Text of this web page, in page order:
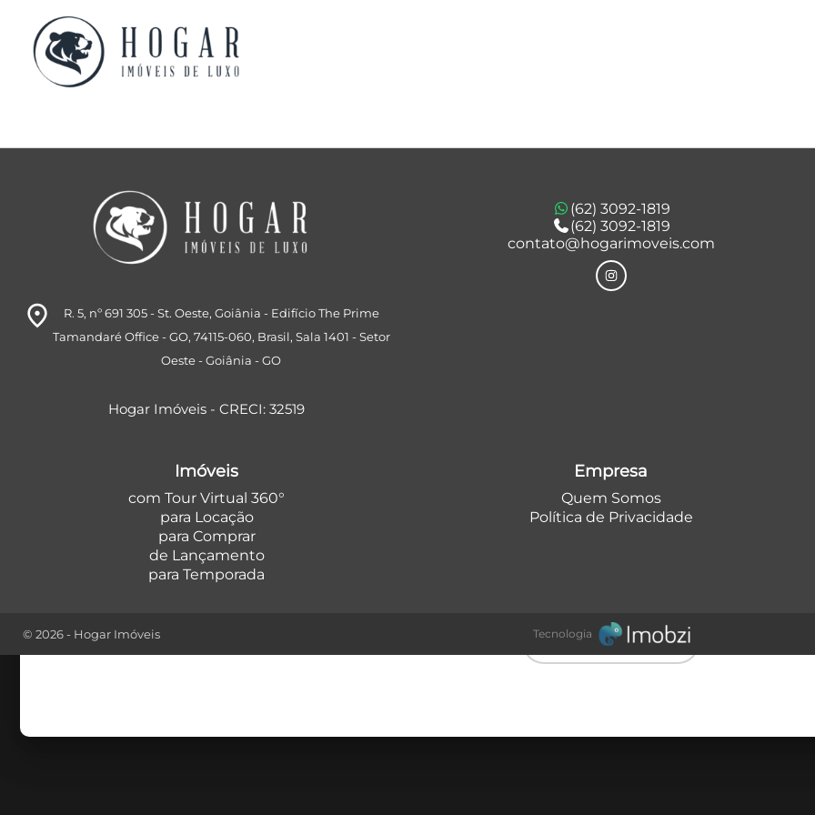
room
R. 5, nº 691 305 - St. Oeste, Goiânia - Edifício The Prime
Tamandaré Office - GO, 74115-060, Brasil, Sala 1401 - Setor
Oeste- Goiânia - GO
Hogar Imóveis - CRECI: 32519
(62) 3092-1819
(62) 3092-1819
contato@hogarimoveis.com
Imóveis
com Tour Virtual 360°
para Locação
para Comprar
de Lançamento
para Temporada
Empresa
Quem Somos
Política de Privacidade
© 2026 - Hogar Imóveis Tecnologia
Peça seu imóvel
Está com dificuldade ou sem tempo? Preencha o formulário abaixo e iremos buscar
Comprar
Encontre meu imóvel